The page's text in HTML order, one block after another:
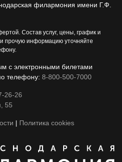
филармония имени Г.Ф.
Состав услуг, цены, график и
прочую информацию уточняйте
с электронными билетами
телефону: 8-800-500-7000
26-26
55
| Политика cookies